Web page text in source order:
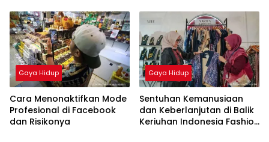
Gaya Hidup
Cara Menonaktifkan Mode
Profesional di Facebook
dan Risikonya
Gaya Hidup
Sentuhan Kemanusiaan
dan Keberlanjutan di Balik
Keriuhan Indonesia Fashion